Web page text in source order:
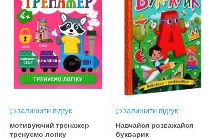
залишити відгук
мотивуючий тренажер
тренуємо логіку
залишити відгук
Навчайся розважайся
букварик